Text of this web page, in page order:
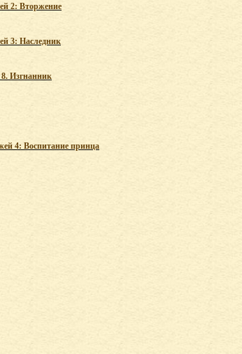
2: Вторжение
3: Наследник
Изгнанник
4: Воспитание принца